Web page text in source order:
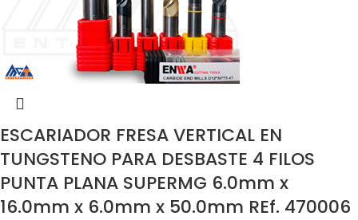
ESCARIADOR FRESA VERTICAL EN
TUNGSTENO PARA DESBASTE 4 FILOS
PUNTA PLANA SUPERMG 6.0mm x
16.0mm x 6.0mm x 50.0mm REf. 470006